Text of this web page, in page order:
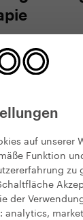
auf unserer
Funktion
zu
der
analytics,